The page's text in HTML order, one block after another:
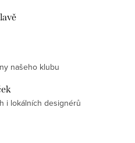
našeho klubu
i lokálních designérů